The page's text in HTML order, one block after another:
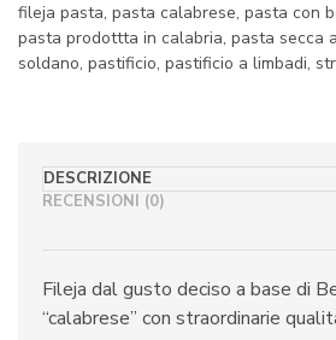
fileja pasta, pasta calabrese, pasta con
pasta prodottta in calabria, pasta secca
soldano, pastificio, pastificio a limbadi,
DESCRIZIONE
RECENSIONI (0)
Fileja dal gusto deciso a base di
“calabrese” con straordinarie